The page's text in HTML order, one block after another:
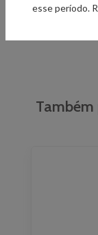
Maria Isabel
esse período.